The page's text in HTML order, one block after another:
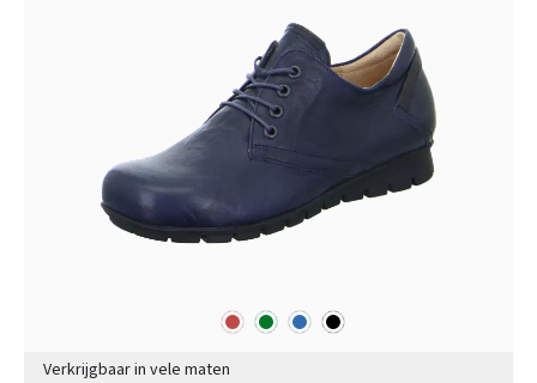
roodgroenblauwzwart
Verkrijgbaar in vele maten